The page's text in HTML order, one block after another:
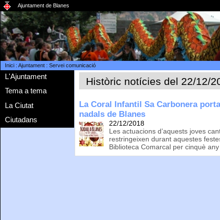
Ajuntament de Blanes
Inici: Ajuntament: Servei comunicació
L'Ajuntament
Tema a tema
La Ciutat
Ciutadans
Històric notícies del 22/12/
La Coral Infantil Sa Carbonera
nadals de Blanes
22/12/2018
Les actuacions d’aquests joves
restringeixen durant aquestes
Biblioteca Comarcal per cinquè